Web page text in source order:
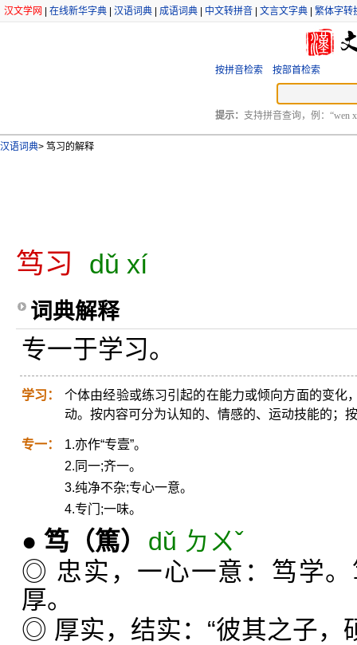
汉文学网 在线新华字典 汉语词典 成语词典 中文转拼音 文言文字典 繁体字转
按拼音检索 按部首检索
提示： 支持拼音查询，例：“wen
汉语词典> 笃习的解释
笃习 dǔ xí
词典解释
专一于学习。
学习：
个体由经验或练习引起的在能力或倾向方面的变化
动。按内容可分为认知的、情感的、运动技能的；
专一：
1.亦作“专壹”。
2.同一;齐一。
3.纯净不杂;专心一意。
4.专门;一味。
● 笃 （篤）
dǔ ㄉㄨˇ
◎ 忠实，一心一意：笃学
厚。
◎ 厚实，结实：“彼其之子，